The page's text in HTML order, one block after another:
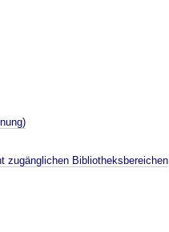
zugänglichen Bibliotheksbereichen